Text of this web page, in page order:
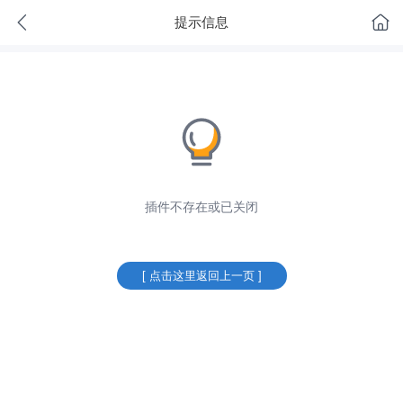
提示信息
插件不存在或已关闭
[ 点击这里返回上一页 ]